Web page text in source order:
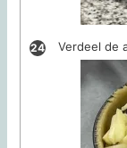
Verdeel de